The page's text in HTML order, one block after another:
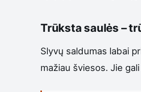
Trūksta saulės –
Slyvų saldumas labai
mažiau šviesos. Jie